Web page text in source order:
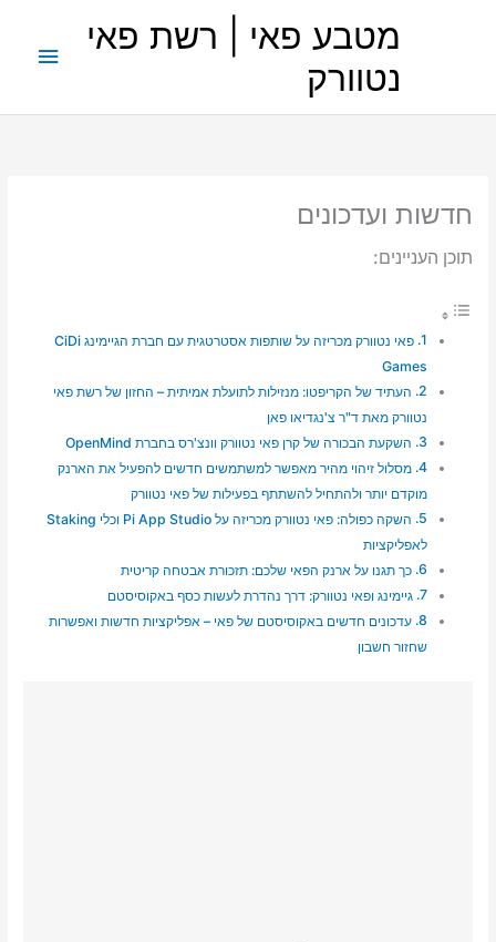
מטבע פאי | רשת פאי
נטוורק
חדשות ועדכונים
תוכן העניינים:
פאי נטוורק מכריזה על שותפות אסטרטגית עם חברת הגיימינג CiDi
Games
העתיד של הקריפטו: מנזילות לתועלת אמיתית – החזון של רשת פאי
נטוורק מאת ד"ר צ'נגדיאו פאן
השקעת הבכורה של קרן פאי נטוורק וונצ'רס בחברת OpenMind
מסלול זיהוי מהיר מאפשר למשתמשים חדשים להפעיל את הארנק
מוקדם יותר ולהתחיל להשתתף בפעילות של פאי נטוורק
השקה כפולה: פאי נטוורק מכריזה על Pi App Studio וכלי Staking
לאפליקציות
כך תגנו על ארנק הפאי שלכם: תזכורת אבטחה קריטית
גיימינג ופאי נטוורק: דרך נהדרת לעשות כסף באקוסיסטם
עדכונים חדשים באקוסיסטם של פאי – אפליקציות חדשות ואפשרות
שחזור חשבון